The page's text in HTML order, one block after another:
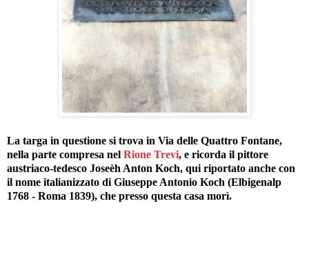
La targa in questione si trova in Via delle Quattro Fontane,
nella parte compresa nel Rione Trevi, e ricorda il pittore
austriaco-tedesco Joseèh Anton Koch, qui riportato anche con
il nome italianizzato di Giuseppe Antonio Koch (Elbigenalp
1768 - Roma 1839), che presso questa casa morì.